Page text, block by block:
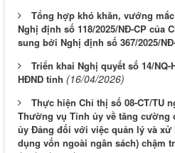
Tổng hợp khó khăn, vướng
Nghị định số 118/2025/NĐ-CP của
sung bởi Nghị định số 367/2025/
Triển khai Nghị quyết số 14/NQ-
HĐND tỉnh (16/04/2026)
Thực hiện Chỉ thị số 08-CT/TU
Thường vụ Tỉnh ủy về tăng cường
ủy Đảng đối với việc quản lý và
dụng vốn ngoài ngân sách) chậm